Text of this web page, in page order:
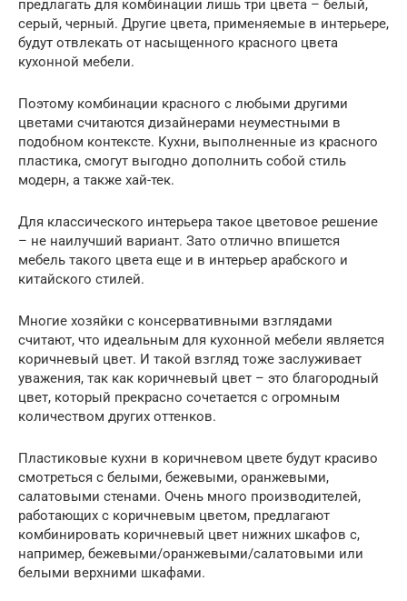
предлагать для комбинации лишь три цвета – белый,
серый, черный. Другие цвета, применяемые в интерьере,
будут отвлекать от насыщенного красного цвета
кухонной мебели.
Поэтому комбинации красного с любыми другими
цветами считаются дизайнерами неуместными в
подобном контексте. Кухни, выполненные из красного
пластика, смогут выгодно дополнить собой стиль
модерн, а также хай-тек.
Для классического интерьера такое цветовое решение
– не наилучший вариант. Зато отлично впишется
мебель такого цвета еще и в интерьер арабского и
китайского стилей.
Многие хозяйки с консервативными взглядами
считают, что идеальным для кухонной мебели является
коричневый цвет. И такой взгляд тоже заслуживает
уважения, так как коричневый цвет – это благородный
цвет, который прекрасно сочетается с огромным
количеством других оттенков.
Пластиковые кухни в коричневом цвете будут красиво
смотреться с белыми, бежевыми, оранжевыми,
салатовыми стенами. Очень много производителей,
работающих с коричневым цветом, предлагают
комбинировать коричневый цвет нижних шкафов с,
например, бежевыми/оранжевыми/салатовыми или
белыми верхними шкафами.